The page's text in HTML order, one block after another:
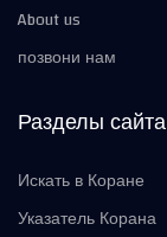
About us
позвони нам
Разделы сайта
Искать в Коране
Указатель Корана